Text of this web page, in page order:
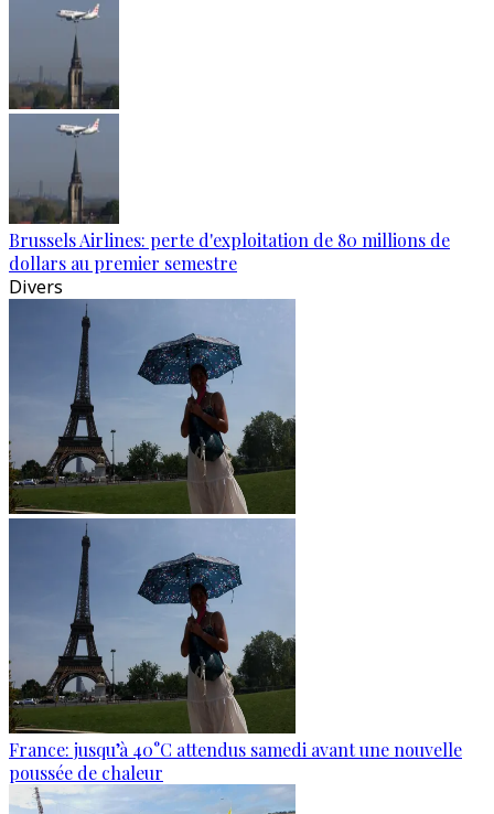
Brussels Airlines: perte d'exploitation de 80 millions de
dollars au premier semestre
Divers
France: jusqu’à 40°C attendus samedi avant une nouvelle
poussée de chaleur